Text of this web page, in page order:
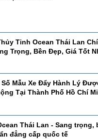
Tinh Ocean Thái Lan
Trọng, Bền Đẹp, Giá Tốt
Số Mẫu Xe Đẩy Hành Lý
Tại Thành Phố Hồ Chí
Thái Lan - Sang trọng,
đẳng cấp quốc tế